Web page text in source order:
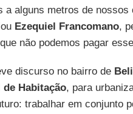
a alguns metros de
Ezequiel Francomano,
não podemos pagar
discurso no bairro de
de Habitação, para
trabalhar em conjunto